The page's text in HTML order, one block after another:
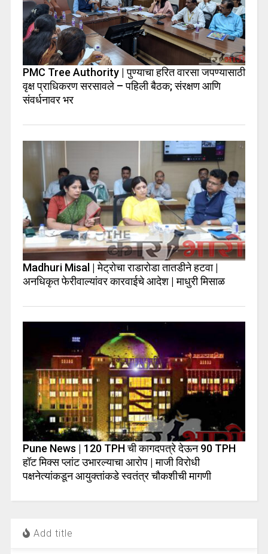
PMC Tree Authority | पुण्याचा हरित वारसा जपण्यासाठी
वृक्ष प्राधिकरण सरसावले – पहिली बैठक; संरक्षण आणि
संवर्धनावर भर
Madhuri Misal | मेट्रोचा राडारोडा तातडीने हटवा |
अनधिकृत फेरीवाल्यांवर कारवाईचे आदेश | माधुरी मिसाळ
Pune News | 120 TPH ची कागदपत्रे देऊन 90 TPH
हॉट मिक्स प्लांट उभारल्याचा आरोप | माजी विरोधी
पक्षनेत्यांकडून आयुक्तांकडे स्वतंत्र चौकशीची मागणी
Add title